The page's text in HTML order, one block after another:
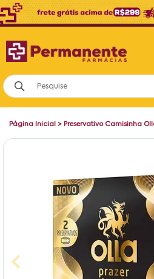
Página Inicial > Preservativo Camisinha